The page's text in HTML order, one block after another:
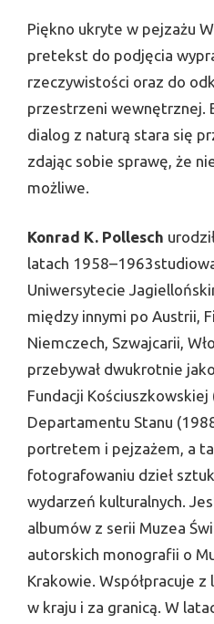
Piękno ukryte w pejzażu
pretekst do podjęcia
rzeczywistości oraz do
przestrzeni wewnętrznej.
dialog z naturą stara się
zdając sobie sprawę, że
możliwe.
Konrad K. Pollesch
latach
Uniwersytecie
między innymi po Austrii,
Niemczech, Szwajcarii,
przebywał dwukrotnie
Fundacji
Departamentu Stanu
portretem i pejzażem, a
fotografowaniu dzieł
wydarzeń kulturalnych.
albumów z serii Muzea
autorskich monografii o
Krakowie. Współpracuje
w kraju i za granicą. W